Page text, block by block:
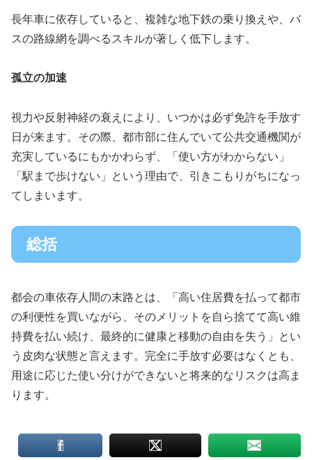
長年車に依存していると、複雑な地下鉄の乗り換えや、バ
スの路線網を調べるスキルが著しく低下します。
孤立の加速
視力や反射神経の衰えにより、いつかは必ず免許を手放す
日が来ます。その際、都市部に住んでいて公共交通機関が
充実しているにもかかわらず、「使い方がわからない」
「駅まで歩けない」という理由で、引きこもりがちになっ
てしまいます。
総括
都会の車依存人間の末路とは、「高い住居費を払って都市
の利便性を買いながら、そのメリットを自ら捨てて高い維
持費を払い続け、最終的に健康と移動の自由を失う」とい
う皮肉な状態と言えます。完全に手放す必要はなくとも、
用途に応じた使い分けができないと将来的なリスクは高ま
ります。